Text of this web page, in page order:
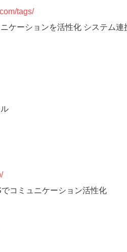
tags/
ケーションを活性化 システム連
コミュニケーション活性化